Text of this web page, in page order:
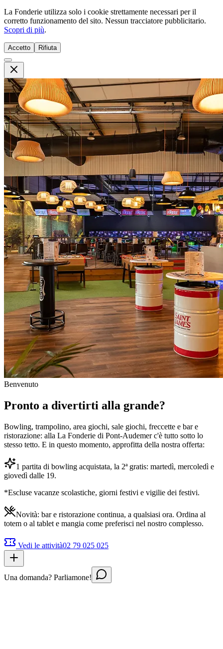
La Fonderie utilizza solo i cookie strettamente necessari per il
corretto funzionamento del sito. Nessun tracciatore pubblicitario.
Scopri di più.
Accetto Rifiuta
Benvenuto
Pronto a divertirti alla grande?
Bowling, trampolino, area giochi, sale giochi, freccette e bar e
ristorazione: alla La Fonderie di Pont-Audemer c'è tutto sotto lo
stesso tetto. E in questo momento, approfitta della nostra offerta:
1 partita di bowling acquistata, la 2ª gratis: martedì, mercoledì e
giovedì dalle 19.
*Escluse vacanze scolastiche, giorni festivi e vigilie dei festivi.
Novità: bar e ristorazione continua, a qualsiasi ora. Ordina al
totem o al tablet e mangia come preferisci nel nostro complesso.
Vedi le attività02 79 025 025
Una domanda? Parliamone!